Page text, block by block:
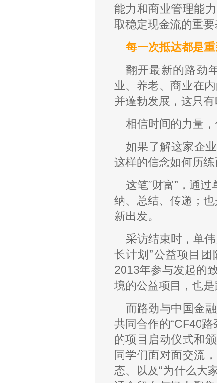
能力和商业管理能
取稳定现金流的重
每一次抵达都是
翻开最新的路劲
业、养老、商业在
并蓬勃发展，这只
相信时间的力量
如果了解这家企
这样的信念如何历
这笔“财富”，通
纳、总结、传递；
新出发。
采访结束时，单
长计划”公益项目
2013年参与发起的
境的公益项目，也
而路劲与中国金
共同合作的“CF40
的项目启动仪式和
同学们面对面交流
态、以及“为什么大